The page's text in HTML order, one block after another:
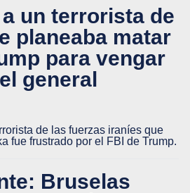
un terrorista de
planeaba matar
para vengar
general
de las fuerzas iraníes que
fue frustrado por el FBI de Trump.
Bruselas